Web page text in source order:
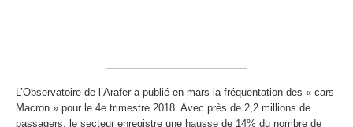
L’Observatoire de l’Arafer a publié en mars la fréquentation des « cars
Macron » pour le 4e trimestre 2018. Avec près de 2,2 millions de
passagers, le secteur enregistre une hausse de 14% du nombre de